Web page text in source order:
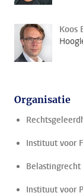
Koos
Organisatie
Instituut voor
Belastingrecht
Instituut voor